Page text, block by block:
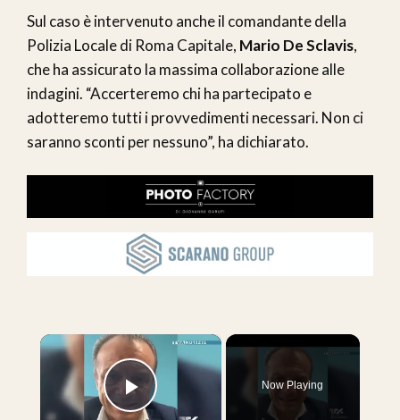
Sul caso è intervenuto anche il comandante della
Polizia Locale di Roma Capitale, Mario De Sclavis,
che ha assicurato la massima collaborazione alle
indagini. “Accerteremo chi ha partecipato e
adotteremo tutti i provvedimenti necessari. Non ci
saranno sconti per nessuno”, ha dichiarato.
×
Play Video
Now Playing